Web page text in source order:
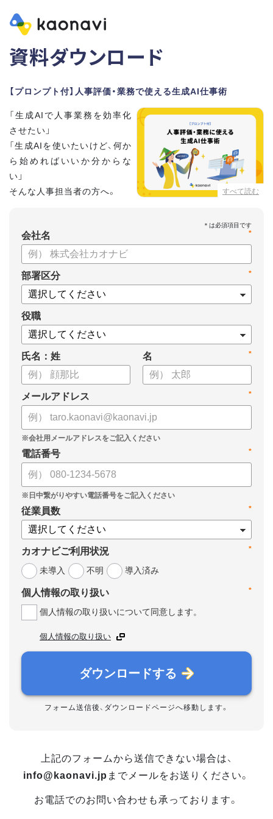
資料ダウンロード
【プロンプト付】人事評価・業務で使える生成AI仕事術
すべて読む
「生成AIで人事業務を効率化
させたい」
「生成AIを使いたいけど、何か
ら始めればいいか分からな
い」
そんな人事担当者の方へ。
本資料では、人事担当者300名の実態調査をもとに現場ですぐ
に役立つ生成AI活用術を紹介しています。
生成AI利用時のポイントや注意事項もまとめているため、これ
から始める方も安心です。評価シートフォーマットの作成や素
案の生成など、コピペで使えるプロンプトも収録！
生成AIを「壁打ち相手」や「作業アシスタント」にして、明日か
らの人事業務を効率化してみませんか？
【資料の内容】
・人事担当者に聞いた「生成AI活用に関する実態調査」
・生成AI利用における注意点やルール
・今日から使えるプロンプト集（人事評価、エンゲージメント業
務）
*
会社名
*
部署区分
役職
氏名：姓 *
名
*
メールアドレス
*
電話番号
*
従業員数
*
カオナビご利用状況
未導入
不明 導入済み
*
個人情報の取り扱い
個人情報の取り扱いについて同意します。
個人情報の取り扱い
ダウンロードする
フォーム送信後、ダウンロードページへ移動します。
上記のフォームから送信できない場合は、
info@kaonavi.jp までメールをお送りください。
お電話でのお問い合わせも承っております。